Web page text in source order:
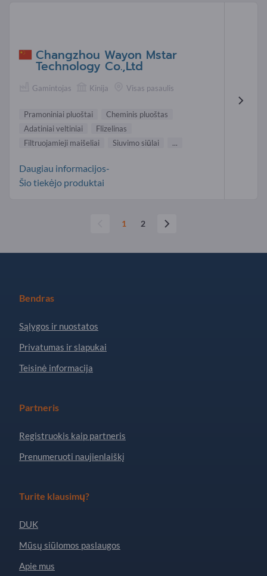
Changzhou Wayon Mstar
Technology Co.,Ltd
Gamintojas Kinija Visas pasaulis
Pramoniniai pluoštai
Cheminis pluoštas
Adatiniai veltiniai
Flizelinas
Filtruojamieji maišeliai
Siuvimo siūlai ...
Daugiau informacijos-
Šio tiekėjo produktai
1 2
Bendras
Sąlygos ir nuostatos
Privatumas ir slapukai
Teisinė informacija
Partneris
Registruokis kaip partneris
Prenumeruoti naujienlaiškį
Turite klausimų?
DUK
Mūsų siūlomos paslaugos
Apie mus